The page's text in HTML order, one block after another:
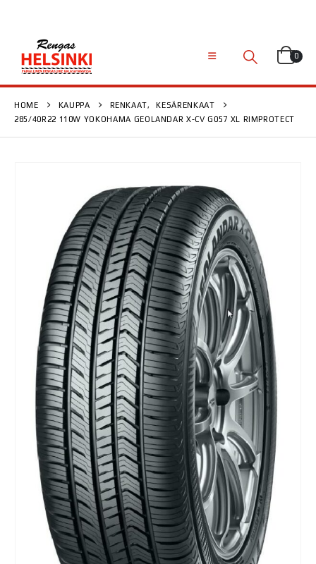
0
HOME KAUPPA RENKAAT,
KESÄRENKAAT
285/40R22 110W YOKOHAMA GEOLANDAR X-CV G057 XL RIMPROTECT